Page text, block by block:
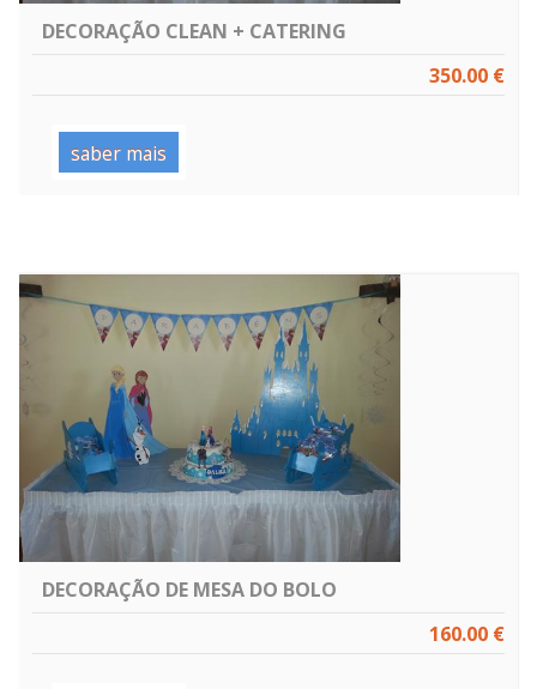
DECORAÇÃO CLEAN + CATERING
350.00 €
saber mais
DECORAÇÃO DE MESA DO BOLO
160.00 €